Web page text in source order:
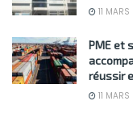
11
PME et
réussir
11